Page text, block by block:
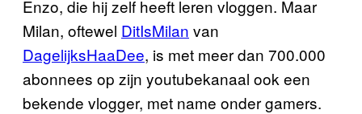
Enzo, die hij zelf heeft leren vloggen. Maar
Milan, oftewel DitIsMilan van
DagelijksHaaDee, is met meer dan 700.000
abonnees op zijn youtubekanaal ook een
bekende vlogger, met name onder gamers.